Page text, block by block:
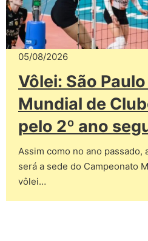
05/08/2026
Vôlei: São
Mundial de
pelo 2º ano
Assim como no ano passado,
será a sede do Campeonato
vôlei…